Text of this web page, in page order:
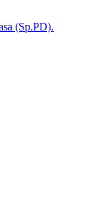
(Sp.PD).